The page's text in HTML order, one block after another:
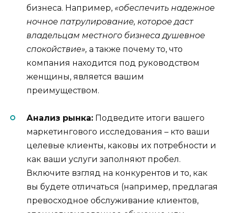
бизнеса. Например, «обеспечить надежное
ночное патрулирование, которое даст
владельцам местного бизнеса душевное
спокойствие», а также почему то, что
компания находится под руководством
женщины, является вашим
преимуществом.
Анализ рынка: Подведите итоги вашего
маркетингового исследования – кто ваши
целевые клиенты, каковы их потребности и
как ваши услуги заполняют пробел.
Включите взгляд на конкурентов и то, как
вы будете отличаться (например, предлагая
превосходное обслуживание клиентов,